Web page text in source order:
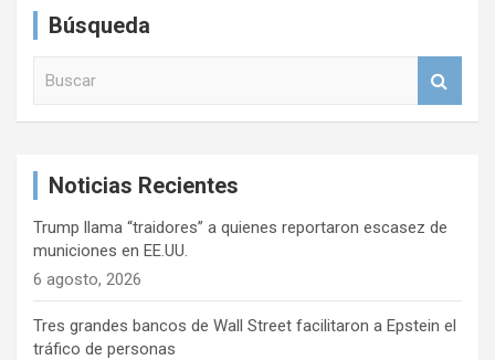
Búsqueda
Noticias Recientes
Trump llama “traidores” a quienes reportaron escasez de
municiones en EE.UU.
6 agosto, 2026
Tres grandes bancos de Wall Street facilitaron a Epstein el
tráfico de personas